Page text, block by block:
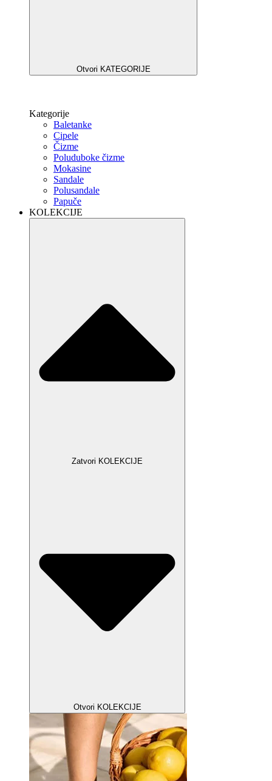
Otvori KATEGORIJE
Kategorije
Baletanke
Cipele
Čizme
Poluduboke čizme
Mokasine
Sandale
Polusandale
Papuče
KOLEKCIJE
Zatvori KOLEKCIJE
Otvori KOLEKCIJE